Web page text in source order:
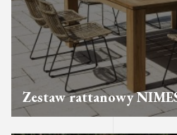
Zestaw rattanowy